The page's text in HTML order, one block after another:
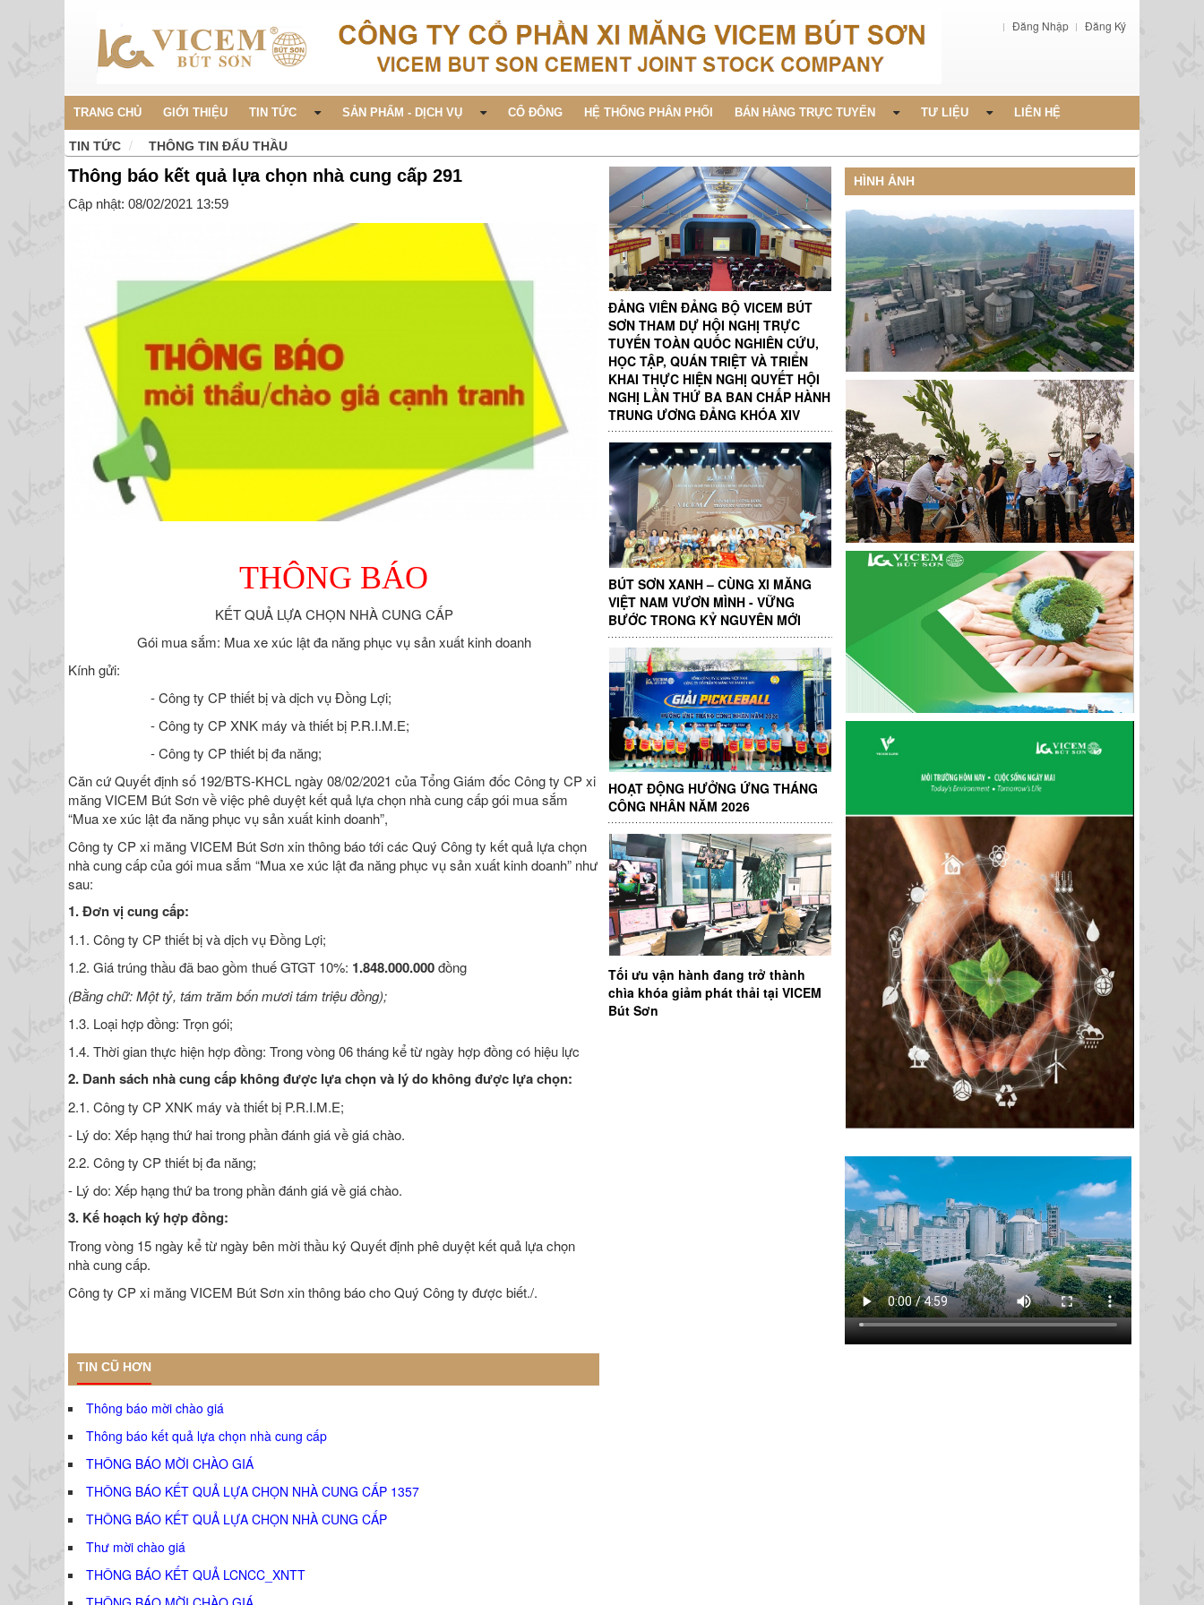
Đăng Nhập Đăng Ký
TRANG CHỦ GIỚI THIỆU TIN TỨC SẢN PHẨM - DỊCH VỤ CỔ ĐÔNG HỆ THỐNG PHÂN PHỐI BÁN HÀNG TRỰC TUYẾN TƯ LIỆU LIÊN HỆ
TIN TỨC THÔNG TIN ĐẤU THẦU
Thông báo kết quả lựa chọn nhà cung cấp 291
Cập nhật: 08/02/2021 13:59
THÔNG BÁO
KẾT QUẢ LỰA CHỌN NHÀ CUNG CẤP
Gói mua sắm: Mua xe xúc lật đa năng phục vụ sản xuất kinh doanh
Kính gửi:
- Công ty CP thiết bị và dịch vụ Đồng Lợi;
- Công ty CP XNK máy và thiết bị P.R.I.M.E;
- Công ty CP thiết bị đa năng;
Căn cứ Quyết định số 192/BTS-KHCL ngày 08/02/2021 của Tổng Giám đốc Công ty CP xi
măng VICEM Bút Sơn về việc phê duyệt kết quả lựa chọn nhà cung cấp gói mua sắm
“Mua xe xúc lật đa năng phục vụ sản xuất kinh doanh”,
Công ty CP xi măng VICEM Bút Sơn xin thông báo tới các Quý Công ty kết quả lựa chọn
nhà cung cấp của gói mua sắm “Mua xe xúc lật đa năng phục vụ sản xuất kinh doanh” như
sau:
1. Đơn vị cung cấp:
1.1. Công ty CP thiết bị và dịch vụ Đồng Lợi;
1.2. Giá trúng thầu đã bao gồm thuế GTGT 10%: 1.848.000.000đồng
(Bằng chữ:Một tỷ, tám trăm bốn mươi tám triệu đồng);
1.3. Loại hợp đồng: Trọn gói;
1.4. Thời gian thực hiện hợp đồng: Trong vòng 06 tháng kể từ ngày hợp đồng có hiệu lực
2. Danh sách nhà cung cấp không được lựa chọn và lý do không được lựa chọn:
2.1. Công ty CP XNK máy và thiết bị P.R.I.M.E;
- Lý do: Xếp hạng thứ hai trong phần đánh giá về giá chào.
2.2. Công ty CP thiết bị đa năng;
- Lý do: Xếp hạng thứ ba trong phần đánh giá về giá chào.
3. Kế hoạch ký hợp đồng:
Trong vòng 15 ngày kể từ ngày bên mời thầu ký Quyết định phê duyệt kết quả lựa chọn
nhà cung cấp.
Công ty CP xi măng VICEM Bút Sơn xin thông báo cho Quý Công ty được biết./.
TIN CŨ HƠN
Thông báo mời chào giá
Thông báo kết quả lựa chọn nhà cung cấp
THÔNG BÁO MỜI CHÀO GIÁ
THÔNG BÁO KẾT QUẢ LỰA CHỌN NHÀ CUNG CẤP 1357
THÔNG BÁO KẾT QUẢ LỰA CHỌN NHÀ CUNG CẤP
Thư mời chào giá
THÔNG BÁO KẾT QUẢ LCNCC_XNTT
ĐẢNG VIÊN ĐẢNG BỘ VICEM BÚT
SƠN THAM DỰ HỘI NGHỊ TRỰC
TUYẾN TOÀN QUỐC NGHIÊN CỨU,
HỌC TẬP, QUÁN TRIỆT VÀ TRIỂN
KHAI THỰC HIỆN NGHỊ QUYẾT HỘI
NGHỊ LẦN THỨ BA BAN CHẤP HÀNH
TRUNG ƯƠNG ĐẢNG KHÓA XIV
BÚT SƠN XANH – CÙNG XI MĂNG
VIỆT NAM VƯƠN MÌNH - VỮNG
BƯỚC TRONG KỶ NGUYÊN MỚI
HOẠT ĐỘNG HƯỞNG ỨNG THÁNG
CÔNG NHÂN NĂM 2026
Tối ưu vận hành đang trở thành
chìa khóa giảm phát thải tại VICEM
Bút Sơn
HÌNH ẢNH